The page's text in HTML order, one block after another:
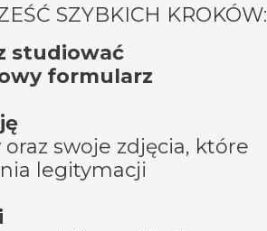
SZYBKICH KROKÓW:
studiować
formularz
swoje zdjęcia, które
legitymacji